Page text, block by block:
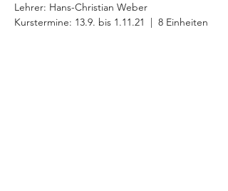
Lehrer: Hans-Christian Weber
Kurstermine: 13.9. bis 1.11.21  |  8 Einheiten